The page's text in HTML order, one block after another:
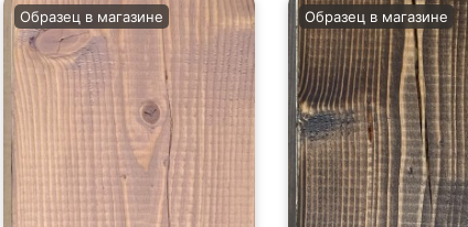
Образец в магазине Образец в магазине